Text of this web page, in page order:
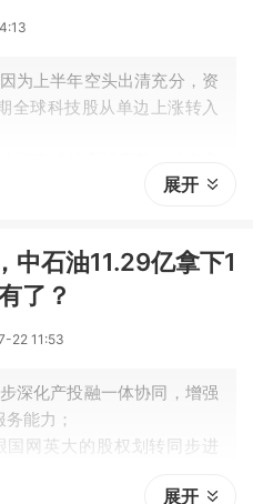
为上半年空头出清充分，资
全球科技股从单边上涨转入
等到9月之后，核心变量在于
展开
中石油11.29亿拿下1
了？
22 11:53
深化产投融一体协同，增强
能力；
网英大的股权划转同步进
英大期货或迎来发展新机
展开